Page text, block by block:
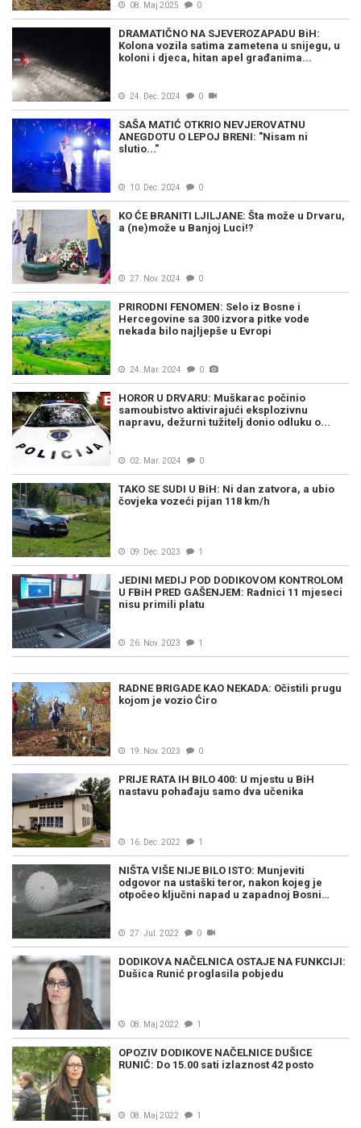
08. Maj 2025 0
DRAMATIČNO NA SJEVEROZAPADU BiH:
Kolona vozila satima zametena u snijegu, u
koloni i djeca, hitan apel građanima...
24. Dec. 2024 0
SAŠA MATIĆ OTKRIO NEVJEROVATNU
ANEGDOTU O LEPOJ BRENI: "Nisam ni
slutio..."
10. Dec. 2024 0
KO ĆE BRANITI LJILJANE: Šta može u Drvaru,
a (ne)može u Banjoj Luci!?
27. Nov. 2024 0
PRIRODNI FENOMEN: Selo iz Bosne i
Hercegovine sa 300 izvora pitke vode
nekada bilo najljepše u Evropi
24. Mar. 2024 0
HOROR U DRVARU: Muškarac počinio
samoubistvo aktivirajući eksplozivnu
napravu, dežurni tužitelj donio odluku o...
02. Mar. 2024 0
TAKO SE SUDI U BiH: Ni dan zatvora, a ubio
čovjeka vozeći pijan 118 km/h
09. Dec. 2023 1
JEDINI MEDIJ POD DODIKOVOM KONTROLOM
U FBiH PRED GAŠENJEM: Radnici 11 mjeseci
nisu primili platu
26. Nov. 2023 1
RADNE BRIGADE KAO NEKADA: Očistili prugu
kojom je vozio Ćiro
19. Nov. 2023 0
PRIJE RATA IH BILO 400: U mjestu u BiH
nastavu pohađaju samo dva učenika
16. Dec. 2022 1
NIŠTA VIŠE NIJE BILO ISTO: Munjeviti
odgovor na ustaški teror, nakon kojeg je
otpočeo ključni napad u zapadnoj Bosni…
27. Jul. 2022 0
DODIKOVA NAČELNICA OSTAJE NA FUNKCIJI:
Dušica Runić proglasila pobjedu
08. Maj 2022 1
OPOZIV DODIKOVE NAČELNICE DUŠICE
RUNIĆ: Do 15.00 sati izlaznost 42 posto
08. Maj 2022 1